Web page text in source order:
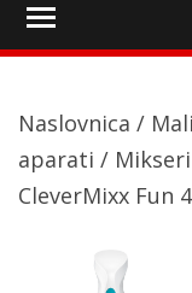
Naslovnica /
aparati / Mikseri
CleverMixx Fun